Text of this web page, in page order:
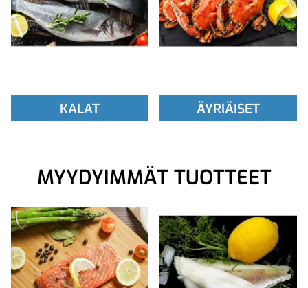
KALAT ÄYRIÄISET
MYYDYIMMÄT TUOTTEET